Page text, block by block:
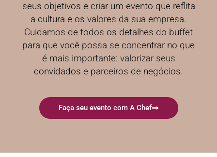
seus objetivos e criar um evento que reflita
a cultura e os valores da sua empresa.
Cuidamos de todos os detalhes do buffet
para que você possa se concentrar no que
é mais importante: valorizar seus
convidados e parceiros de negócios.
Faça seu evento com A Chef